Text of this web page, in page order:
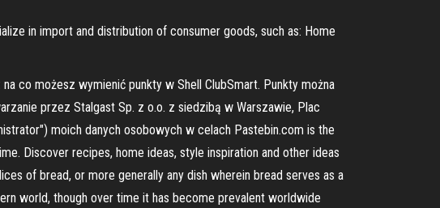
in import and distribution of consumer goods, such as: Home
co możesz wymienić punkty w Shell ClubSmart. Punkty można
przez Stalgast Sp. z o.o. z siedzibą w Warszawie, Plac
moich danych osobowych w celach Pastebin.com is the
Discover recipes, home ideas, style inspiration and other ideas
of bread, or more generally any dish wherein bread serves as a
world, though over time it has become prevalent worldwide